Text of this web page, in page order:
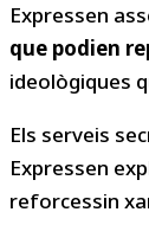
Expressen
que podien
ideològiques
Els serveis
Expressen
reforcessin